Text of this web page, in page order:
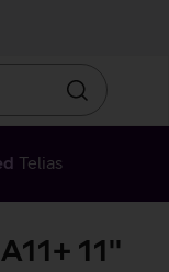
Otsin
Telias
11''